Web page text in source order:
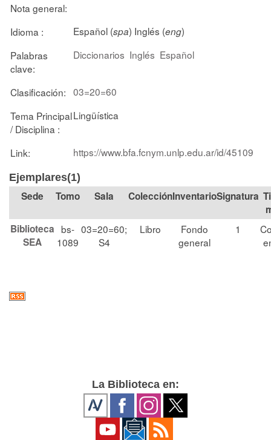
Nota general:
Idioma :
Español (spa) Inglés (eng)
Palabras
clave:
Diccionarios Inglés Español
Clasificación: 03=20=60
Tema Principal
/ Disciplina :
Lingüística
Link: https://www.bfa.fcnym.unlp.edu.ar/id/45109
Ejemplares(1)
Tomo Sala Colección Signatura
Biblioteca
SEA
bs-
1089
03=20=60;
S4
Libro
Fondo
general
1
La Biblioteca en: